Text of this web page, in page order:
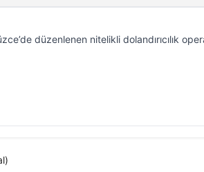
düzenlenen nitelikli dolandırıcılık